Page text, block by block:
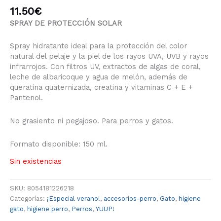
11.50€
SPRAY DE PROTECCIÓN SOLAR
Spray hidratante ideal para la protección del color
natural del pelaje y la piel de los rayos UVA, UVB y rayos
infrarrojos. Con filtros UV, extractos de algas de coral,
leche de albaricoque y agua de melón, además de
queratina quaternizada, creatina y vitaminas C + E +
Pantenol.
No grasiento ni pegajoso. Para perros y gatos.
Formato disponible: 150 ml.
Sin existencias
SKU: 8054181226218
Categorías: ¡Especial verano!, accesorios-perro, Gato, higiene
gato, higiene perro, Perros, YUUP!